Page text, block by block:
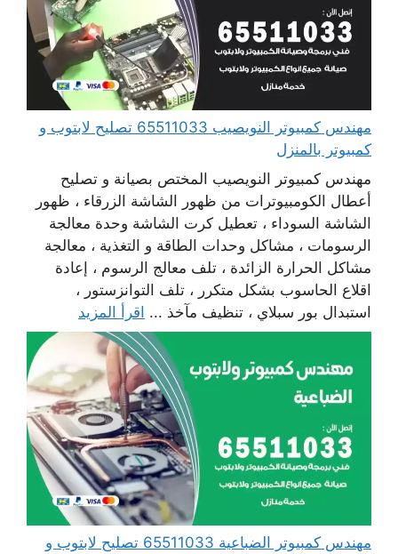
مهندس كمبيوتر النويصيب 65511033 تصليح لابتوب و
كمبيوتر بالمنزل
مهندس كمبيوتر النويصيب المختص بصيانة و تصليح
أعطال الكومبيوترات من ظهور الشاشة الزرقاء ، ظهور
الشاشة السوداء ، تعطيل كرت الشاشة وحدة معالجة
الرسومات ، مشاكل وحدات الطاقة و التغذية ، معالجة
مشاكل الحرارة الزائدة ، تلف معالج الرسوم ، إعادة
اقلاع الحاسوب بشكل متكرر ، تلف التوانزستور ،
استبدال بور سبلاي ، تنظيف مآخذ ... اقرأ المزيد
مهندس كمبيوتر الضباعية 65511033 تصليح لابتوب و